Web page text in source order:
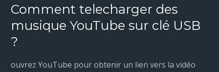
Comment telecharger des
musique YouTube sur clé USB
?
ouvrez YouTube pour obtenir un lien vers la vidéo